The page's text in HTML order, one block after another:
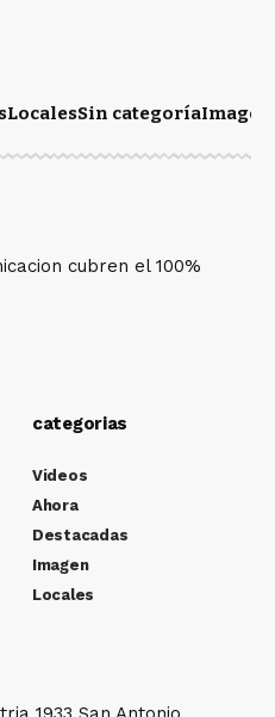
LocalesSin categoríaImagen
cubren el 100%
categorias
Videos
Ahora
Destacadas
Imagen
Locales